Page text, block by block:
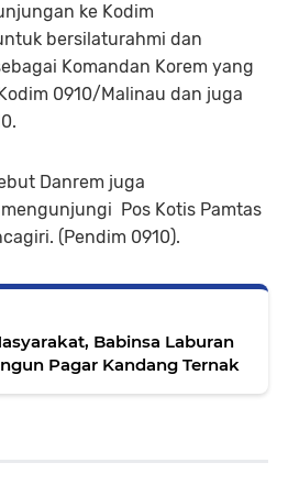
ke Kodim
bersilaturahmi dan
Komandan Korem yang
0910/Malinau dan juga
Danrem juga
Pos Kotis Pamtas
(Pendim 0910).
Babinsa Laburan
Pagar Kandang Ternak